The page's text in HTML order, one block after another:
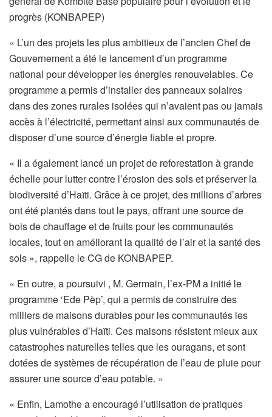
progrès (KONBAPEP)
« L’un des projets les plus ambitieux de l’ancien Chef de
Gouvernement a été le lancement d’un programme
national pour développer les énergies renouvelables. Ce
programme a permis d’installer des panneaux solaires
dans des zones rurales isolées qui n’avaient pas ou jamais
accès à l’électricité, permettant ainsi aux communautés de
disposer d’une source d’énergie fiable et propre.
« Il a également lancé un projet de reforestation à grande
échelle pour lutter contre l’érosion des sols et préserver la
biodiversité d’Haïti. Grâce à ce projet, des millions d’arbres
ont été plantés dans tout le pays, offrant une source de
bois de chauffage et de fruits pour les communautés
locales, tout en améliorant la qualité de l’air et la santé des
sols », rappelle le CG de KONBAPEP.
« En outre, a poursuivi , M. Germain, l’ex-PM a initié le
programme ‘Ede Pèp’, qui a permis de construire des
milliers de maisons durables pour les communautés les
plus vulnérables d’Haïti. Ces maisons résistent mieux aux
catastrophes naturelles telles que les ouragans, et sont
dotées de systèmes de récupération de l’eau de pluie pour
assurer une source d’eau potable. »
« Enfin, Lamothe a encouragé l’utilisation de pratiques